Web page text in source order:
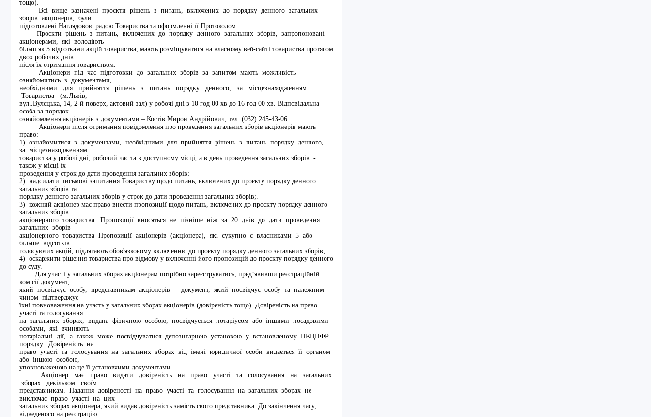
тощо).
Всі вище зазначені проєкти рішень з питань, включених до порядку денного загальних
зборів акціонерів, були
підготовлені Наглядовою радою Товариства та оформленні її Протоколом.
Проєкти рішень з питань, включених до порядку денного загальних зборів, запропоновані
акціонерами, які володіють
більш як 5 відсотками акцій товариства, мають розміщуватися на власному веб-сайті товариства протягом
двох робочих днів
після їх отримання товариством.
Акціонери під час підготовки до загальних зборів за запитом мають можливість
ознайомитись з документами,
необхідними для прийняття рішень з питань порядку денного, за місцезнаходженням
Товариства (м.Львів,
вул..Вулецька, 14, 2-й поверх, актовий зал) у робочі дні з 10 год 00 хв до 16 год 00 хв. Відповідальна
особа за порядок
ознайомлення акціонерів з документами – Костів Мирон Андрійович, тел. (032) 245-43-06.
Акціонери після отримання повідомлення про проведення загальних зборів акціонерів мають
право:
1) ознайомитися з документами, необхідними для прийняття рішень з питань порядку денного,
за місцезнаходженням
товариства у робочі дні, робочий час та в доступному місці, а в день проведення загальних зборів -
також у місці їх
проведення у строк до дати проведення загальних зборів;
2) надсилати письмові запитання Товариству щодо питань, включених до проєкту порядку денного
загальних зборів та
порядку денного загальних зборів у строк до дати проведення загальних зборів;.
3) кожний акціонер має право внести пропозиції щодо питань, включених до проєкту порядку денного
загальних зборів
акціонерного товариства. Пропозиції вносяться не пізніше ніж за 20 днів до дати проведення
загальних зборів
акціонерного товариства Пропозиції акціонерів (акціонера), які сукупно є власниками 5 або
більше відсотків
голосуючих акцій, підлягають обов'язковому включенню до проєкту порядку денного загальних зборів;
4) оскаржити рішення товариства про відмову у включенні його пропозицій до проєкту порядку денного
до суду.
Для участі у загальних зборах акціонерам потрібно зареєструватись, пред’явивши реєстраційній
комісії документ,
який посвідчує особу, представникам акціонерів – документ, який посвідчує особу та належним
чином підтверджує
їхні повноваження на участь у загальних зборах акціонерів (довіреність тощо). Довіреність на право
участі та голосування
на загальних зборах, видана фізичною особою, посвідчується нотаріусом або іншими посадовими
особами, які вчиняють
нотаріальні дії, а також може посвідчуватися депозитарною установою у встановленому НКЦПФР
порядку. Довіреність на
право участі та голосування на загальних зборах від імені юридичної особи видається її органом
або іншою особою,
уповноваженою на це її установчими документами.
Акціонер має право видати довіреність на право участі та голосування на загальних
зборах декільком своїм
представникам. Надання довіреності на право участі та голосування на загальних зборах не
виключає право участі на цих
загальних зборах акціонера, який видав довіреність замість свого представника. До закінчення часу,
відведеного на реєстрацію